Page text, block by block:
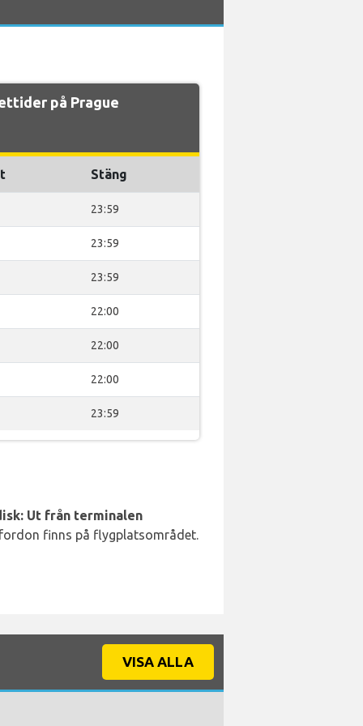
på Prague
Stäng
23:59
23:59
23:59
22:00
22:00
22:00
23:59
Ut från terminalen
finns på flygplatsområdet.
VISA ALLA